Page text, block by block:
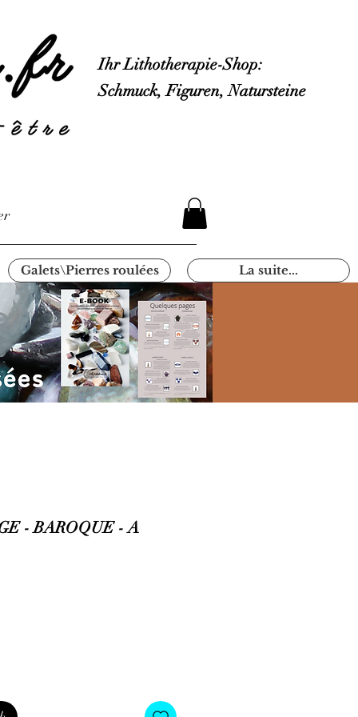
Ihr Lithotherapie-Shop:
Schmuck, Figuren, Natursteine
Galets\Pierres roulées La suite...
- BAROQUE - A